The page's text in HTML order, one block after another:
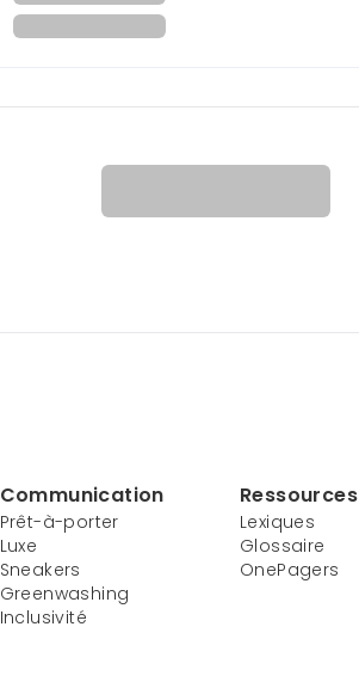
Communication
Prêt-à-porter
Luxe
Sneakers
Greenwashing
Inclusivité
Ressources
Lexiques
Glossaire
OnePagers